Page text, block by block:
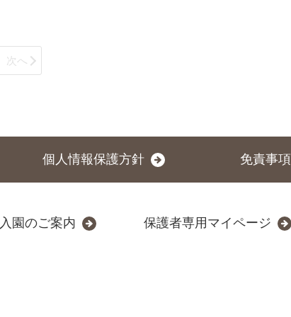
次へ
個人情報保護方針 免責事項
入園のご案内 保護者専用マイページ